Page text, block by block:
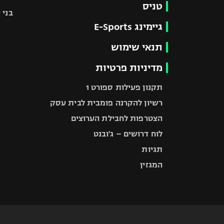
טניס
גיימינג E-Sports
תנאי שימוש
מדיניות פרטיות
תקנון פעילות ספורט 1
רשיון להקרנה פומבית לבית עסק
הצטרפות לחבילת הערוצים
לוח דרושים – ג'ובנט
תגיות
המגזין
בני